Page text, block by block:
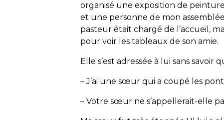
organisé une exposition de
et une personne de mon
pasteur était chargé de l’accueil,
pour voir les tableaux de son amie.
Elle s’est adressée à lui sans savoir
– J’ai une sœur qui a coupé les
– Votre sœur ne s’appellerait-elle